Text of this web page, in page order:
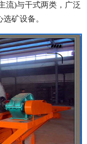
流)与干式两类，广泛
矿设备。